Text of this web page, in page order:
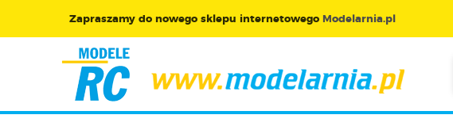
Zapraszamy do nowego sklepu internetowego Modelarnia.pl